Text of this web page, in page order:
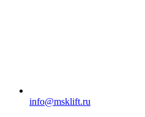
info@msklift.ru